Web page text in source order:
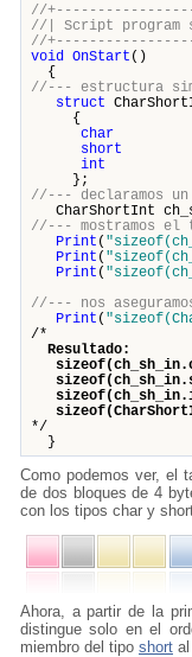
//
//| Script
//
void OnStart ()
{
//--- estructura
struct
{
char
short
int
};
//--- declaramos
CharShortInt
//--- mostramos el
Print (
Print (
Print (
//--- nos
Print (
/*
Resultado:
*/
}
Como podemos ver, el
de dos bloques de 4
con los tipos char y
Ahora, a partir de la
distingue solo en el
miembro del tipo short al